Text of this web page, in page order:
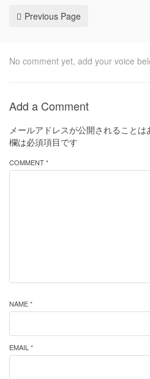
Previous Page
No comment yet, add your voice
Add a Comment
メールアドレスが公開されることは
欄は必須項目です
COMMENT *
NAME *
EMAIL *